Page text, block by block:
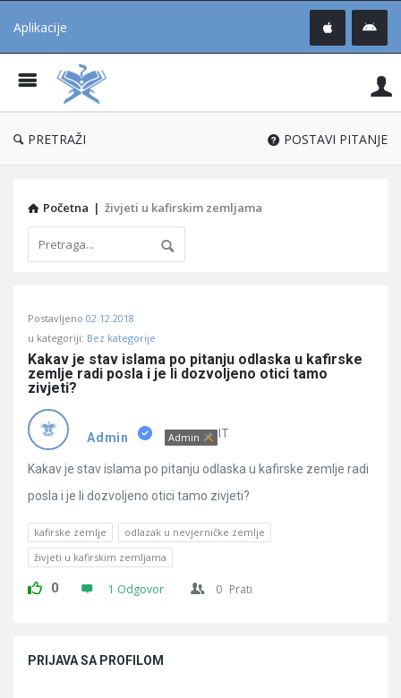
Aplikacije
®
PRETRAŽI POSTAVI PITANJE
Početna | živjeti u kafirskim zemljama
Učene
Latest
Pitanja
Postavljeno 02.12.2018
u kategoriji: Bez kategorije
Kakav je stav islama po pitanju odlaska u kafirske
zemlje radi posla i je li dozvoljeno otici tamo
zivjeti?
Admin Admin IT
Kakav je stav islama po pitanju odlaska u kafirske zemlje radi
posla i je li dozvoljeno otici tamo zivjeti?
kafirske zemlje
odlazak u nevjerničke zemlje
živjeti u kafirskim zemljama
0 1 Odgovor 0 Prati
PRIJAVA SA PROFILOM